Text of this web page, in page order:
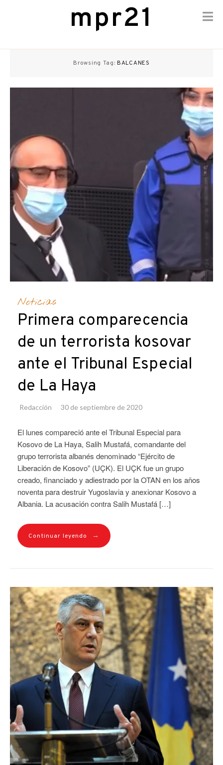
mpr21
Browsing Tag: BALCANES
Noticias
Primera comparecencia
de un terrorista kosovar
ante el Tribunal Especial
de La Haya
Redacción 30 de septiembre de 2020
El lunes compareció ante el Tribunal Especial para
Kosovo de La Haya, Salih Mustafá, comandante del
grupo terrorista albanés denominado “Ejército de
Liberación de Kosovo” (UÇK). El UÇK fue un grupo
creado, financiado y adiestrado por la OTAN en los años
noventa para destruir Yugoslavia y anexionar Kosovo a
Albania. La acusación contra Salih Mustafá […]
Continuar leyendo →